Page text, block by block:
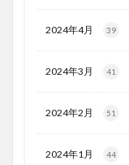
2024年4月 39
2024年3月 41
2024年2月 51
2024年1月 44